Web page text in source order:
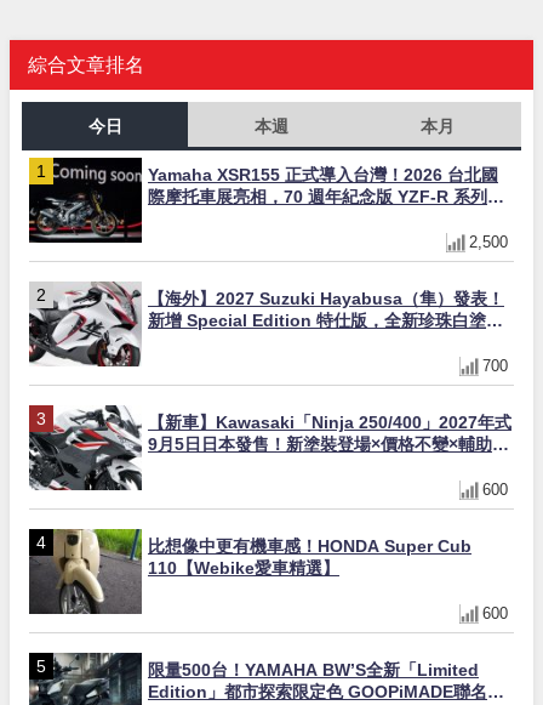
綜合文章排名
今日 本週 本月
Yamaha XSR155 正式導入台灣！2026 台北國
際摩托車展亮相，70 週年紀念版 YZF-R 系列限
2,500
【海外】2027 Suzuki Hayabusa（隼）發表！
新增 Special Edition 特仕版，全新珍珠白塗裝
700
【新車】Kawasaki「Ninja 250/400」2027年式
9月5日日本發售！新塗裝登場×價格不變×輔助滑
600
比想像中更有機車感！HONDA Super Cub
110【Webike愛車精選】
600
限量500台！YAMAHA BW’S全新「Limited
Edition」都市探索限定色 GOOPiMADE聯名包